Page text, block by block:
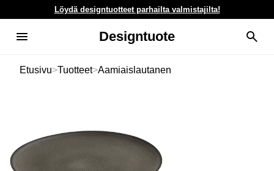
Löydä designtuotteet parhailta valmistajilta!
Designtuote
Etusivu>Tuotteet>Aamiaislautanen